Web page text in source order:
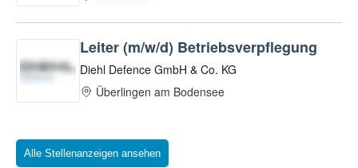
Alle Stellenanzeigen ansehen